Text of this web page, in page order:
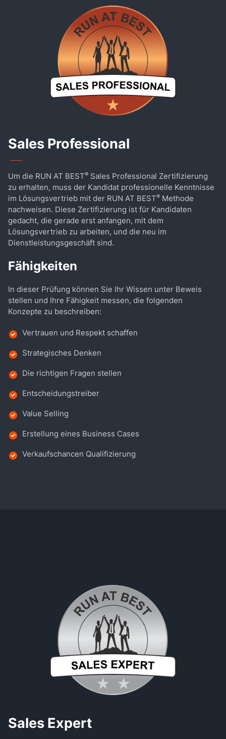
Sales Professional
Um die RUN AT BEST® Sales Professional Zertifizierung
zu erhalten, muss der Kandidat professionelle Kenntnisse
im Lösungsvertrieb mit der RUN AT BEST® Methode
nachweisen. Diese Zertifizierung ist für Kandidaten
gedacht, die gerade erst anfangen, mit dem
Lösungsvertrieb zu arbeiten, und die neu im
Dienstleistungsgeschäft sind.
Fähigkeiten
In dieser Prüfung können Sie Ihr Wissen unter Beweis
stellen und Ihre Fähigkeit messen, die folgenden
Konzepte zu beschreiben:
Vertrauen und Respekt schaffen
Strategisches Denken
Die richtigen Fragen stellen
Entscheidungstreiber
Value Selling
Erstellung eines Business Cases
Verkaufschancen Qualifizierung
Sales Expert